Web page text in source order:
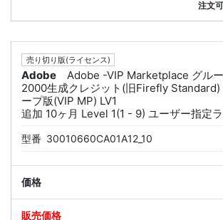
注文
売り切り版(ライセンス)
Adobe
Adobe -VIP Marketplace グル
2000生成クレジット(旧Firefly Standard)
ープ版(VIP MP) LV1
追加 10ヶ月 Level 1(1 - 9) ユーザー指定
型番 30010660CA01A12_10